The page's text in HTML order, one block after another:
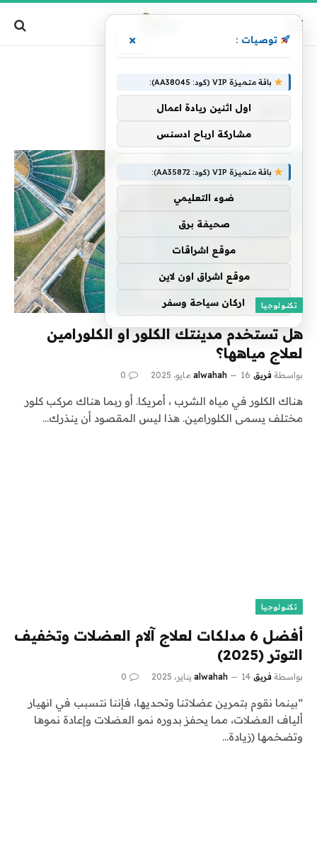
تكنولوجيا
هل تستخدم مدينتك الكلور أو الكلورامين
لعلاج مياهها؟
بواسطة فريق alwahah 16 مايو، 2025 0
هناك الكلور في مياه الشرب ، أمريكا. أو ربما هناك مركب كلور
مختلف يسمى الكلورامين. هذا ليس المقصود أن ينذرك…
تكنولوجيا
أفضل 6 مدلكات لعلاج آلام العضلات وتخفيف
التوتر (2025)
بواسطة فريق alwahah 14 يناير، 2025 0
“بينما نقوم بتمرين عضلاتنا وتحديها، فإننا نتسبب في انهيار
ألياف العضلات، مما يحفز بدوره نمو العضلات وإعادة نموها
وتضخمها (زيادة…
توصيات : ×
باقة متميزة VIP (كود: AA38045):
اول اثنين ريادة اعمال
مشاركة ارباح ادسنس
باقة متميزة VIP (كود: AA35872):
ضوء التعليمي
صحيفة برق
موقع اشراقات
موقع اشراق اون لاين
اركان سياحة وسفر